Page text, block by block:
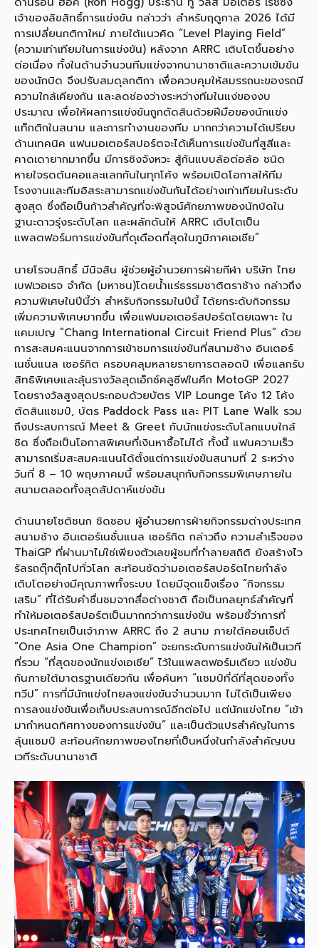
เจ้าของลิขสิทธิ์การแข่งขัน กล่าวว่า สำหรับฤดูกาล 2026 ได้มี
การเปลี่ยนกติกาใหม่ ภายใต้แนวคิด “Level Playing Field”
(ความเท่าเทียมในการแข่งขัน) หลังจาก ARRC เติบโตขึ้นอย่าง
ต่อเนื่อง ทั้งในด้านจำนวนทีมแข่งจากนานาชาติและความเข้มข้น
ของนักบิด จึงปรับสมดุลกติกา เพื่อควบคุมให้สมรรถนะของรถมี
ความใกล้เคียงกัน และลดช่องว่างระหว่างทีมในแง่ของงบ
ประมาณ เพื่อให้ผลการแข่งขันถูกตัดสินด้วยฝีมือของนักแข่ง
แท็กติกในสนาม และการทำงานของทีม มากกว่าความได้เปรียบ
ด้านเทคนิค แฟนมอเตอร์สปอร์ตจะได้เห็นการแข่งขันที่สูสีและ
คาดเดายากมากขึ้น มีการชิงจังหวะ สู้กันแบบล้อต่อล้อ ชนิด
หายใจรดต้นคอและแลกกันในทุกโค้ง พร้อมเปิดโอกาสให้ทีม
โรงงานและทีมอิสระสามารถแข่งขันกันได้อย่างเท่าเทียมในระดับ
สูงสุด ซึ่งถือเป็นก้าวสำคัญที่จะพิสูจน์ศักยภาพของนักบิดใน
ฐานะดาวรุ่งระดับโลก และผลักดันให้ ARRC เติบโตเป็น
แพลตฟอร์มการแข่งขันที่ดุเดือดที่สุดในภูมิภาคเอเชีย”
นายโรจนสิทธิ์ มีนิจสิน ผู้ช่วยผู้อำนวยการฝ่ายกีฬา บริษัท ไทย
เบฟเวอเรจ จำกัด (มหาชน)โดยน้ำแร่ธรรมชาติตราช้าง กล่าวถึง
ความพิเศษในปีนี้ว่า สำหรับกิจกรรมในปีนี้ ได้ยกระดับกิจกรรม
เพิ่มความพิเศษมากขึ้น เพื่อแฟนมอเตอร์สปอร์ตโดยเฉพาะ ใน
แคมเปญ “Chang International Circuit Friend Plus” ด้วย
การสะสมคะแนนจากการเข้าชมการแข่งขันที่สนามช้าง อินเตอร์
เนชั่นแนล เซอร์กิต ครอบคลุมหลายรายการตลอดปี เพื่อแลกรับ
สิทธิพิเศษและลุ้นรางวัลสุดเอ็กซ์คลูซีฟในศึก MotoGP 2027
โดยรางวัลสูงสุดประกอบด้วยบัตร VIP Lounge โค้ง 12 โค้ง
ตัดสินแชมป์, บัตร Paddock Pass และ PIT Lane Walk รวม
ถึงประสบการณ์ Meet & Greet กับนักแข่งระดับโลกแบบใกล้
ชิด ซึ่งถือเป็นโอกาสพิเศษที่เงินหาซื้อไม่ได้ ทั้งนี้ แฟนความเร็ว
สามารถเริ่มสะสมคะแนนได้ตั้งแต่การแข่งขันสนามที่ 2 ระหว่าง
วันที่ 8 – 10 พฤษภาคมนี้ พร้อมสนุกกับกิจกรรมพิเศษภายใน
สนามตลอดทั้งสุดสัปดาห์แข่งขัน
ด้านนายโชติชนก ชิดชอบ ผู้อำนวยการฝ่ายกิจกรรมต่างประเทศ
สนามช้าง อินเตอร์เนชั่นแนล เซอร์กิต กล่าวถึง ความสำเร็จของ
ThaiGP ที่ผ่านมาไม่ใช่เพียงตัวเลขผู้ชมที่ทำลายสถิติ ยังสร้างไว
รัลรถตุ๊กตุ๊กไปทั่วโลก สะท้อนชัดว่ามอเตอร์สปอร์ตไทยกำลัง
เติบโตอย่างมีคุณภาพทั้งระบบ โดยมีจุดแข็งเรื่อง “กิจกรรม
เสริม” ที่ได้รับคำชื่นชมจากสื่อต่างชาติ ถือเป็นกลยุทธ์สำคัญที่
ทำให้มอเตอร์สปอร์ตเป็นมากกว่าการแข่งขัน พร้อมชี้ว่าการที่
ประเทศไทยเป็นเจ้าภาพ ARRC ถึง 2 สนาม ภายใต้คอนเซ็ปต์
“One Asia One Champion” จะยกระดับการแข่งขันให้เป็นเวที
ที่รวม “ที่สุดของนักแข่งเอเชีย” ไว้ในแพลตฟอร์มเดียว แข่งขัน
กันภายใต้มาตรฐานเดียวกัน เพื่อค้นหา “แชมป์ที่ดีที่สุดของทั้ง
ทวีป” การที่มีนักแข่งไทยลงแข่งขันจำนวนมาก ไม่ได้เป็นเพียง
การลงแข่งขันเพื่อเก็บประสบการณ์อีกต่อไป แต่นักแข่งไทย “เข้า
มากำหนดทิศทางของการแข่งขัน” และเป็นตัวแปรสำคัญในการ
ลุ้นแชมป์ สะท้อนศักยภาพของไทยที่เป็นหนึ่งในกำลังสำคัญบน
เวทีระดับนานาชาติ